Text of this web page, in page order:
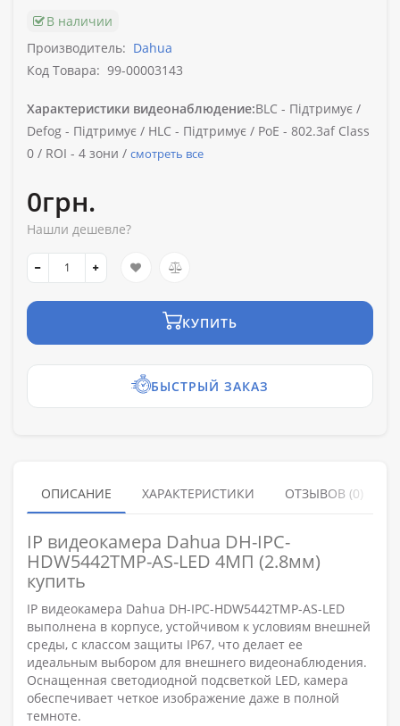
В наличии
Производитель: Dahua
Код Товара: 99-00003143
Характеристики видеонаблюдение:BLC - Підтримує /
Defog - Підтримує / HLC - Підтримує / PoE - 802.3af Class
0 / ROI - 4 зони / смотреть все
0грн.
Нашли дешевле?
КУПИТЬ
БЫСТРЫЙ ЗАКАЗ
ОПИСАНИЕ ХАРАКТЕРИСТИКИ ОТЗЫВОВ (0)
IP видеокамера Dahua DH-IPC-
HDW5442TMP-AS-LED 4МП (2.8мм)
купить
IP видеокамера Dahua DH-IPC-HDW5442TMP-AS-LED
выполнена в корпусе, устойчивом к условиям внешней
среды, с классом защиты IP67, что делает ее
идеальным выбором для внешнего видеонаблюдения.
Оснащенная светодиодной подсветкой LED, камера
обеспечивает четкое изображение даже в полной
темноте.